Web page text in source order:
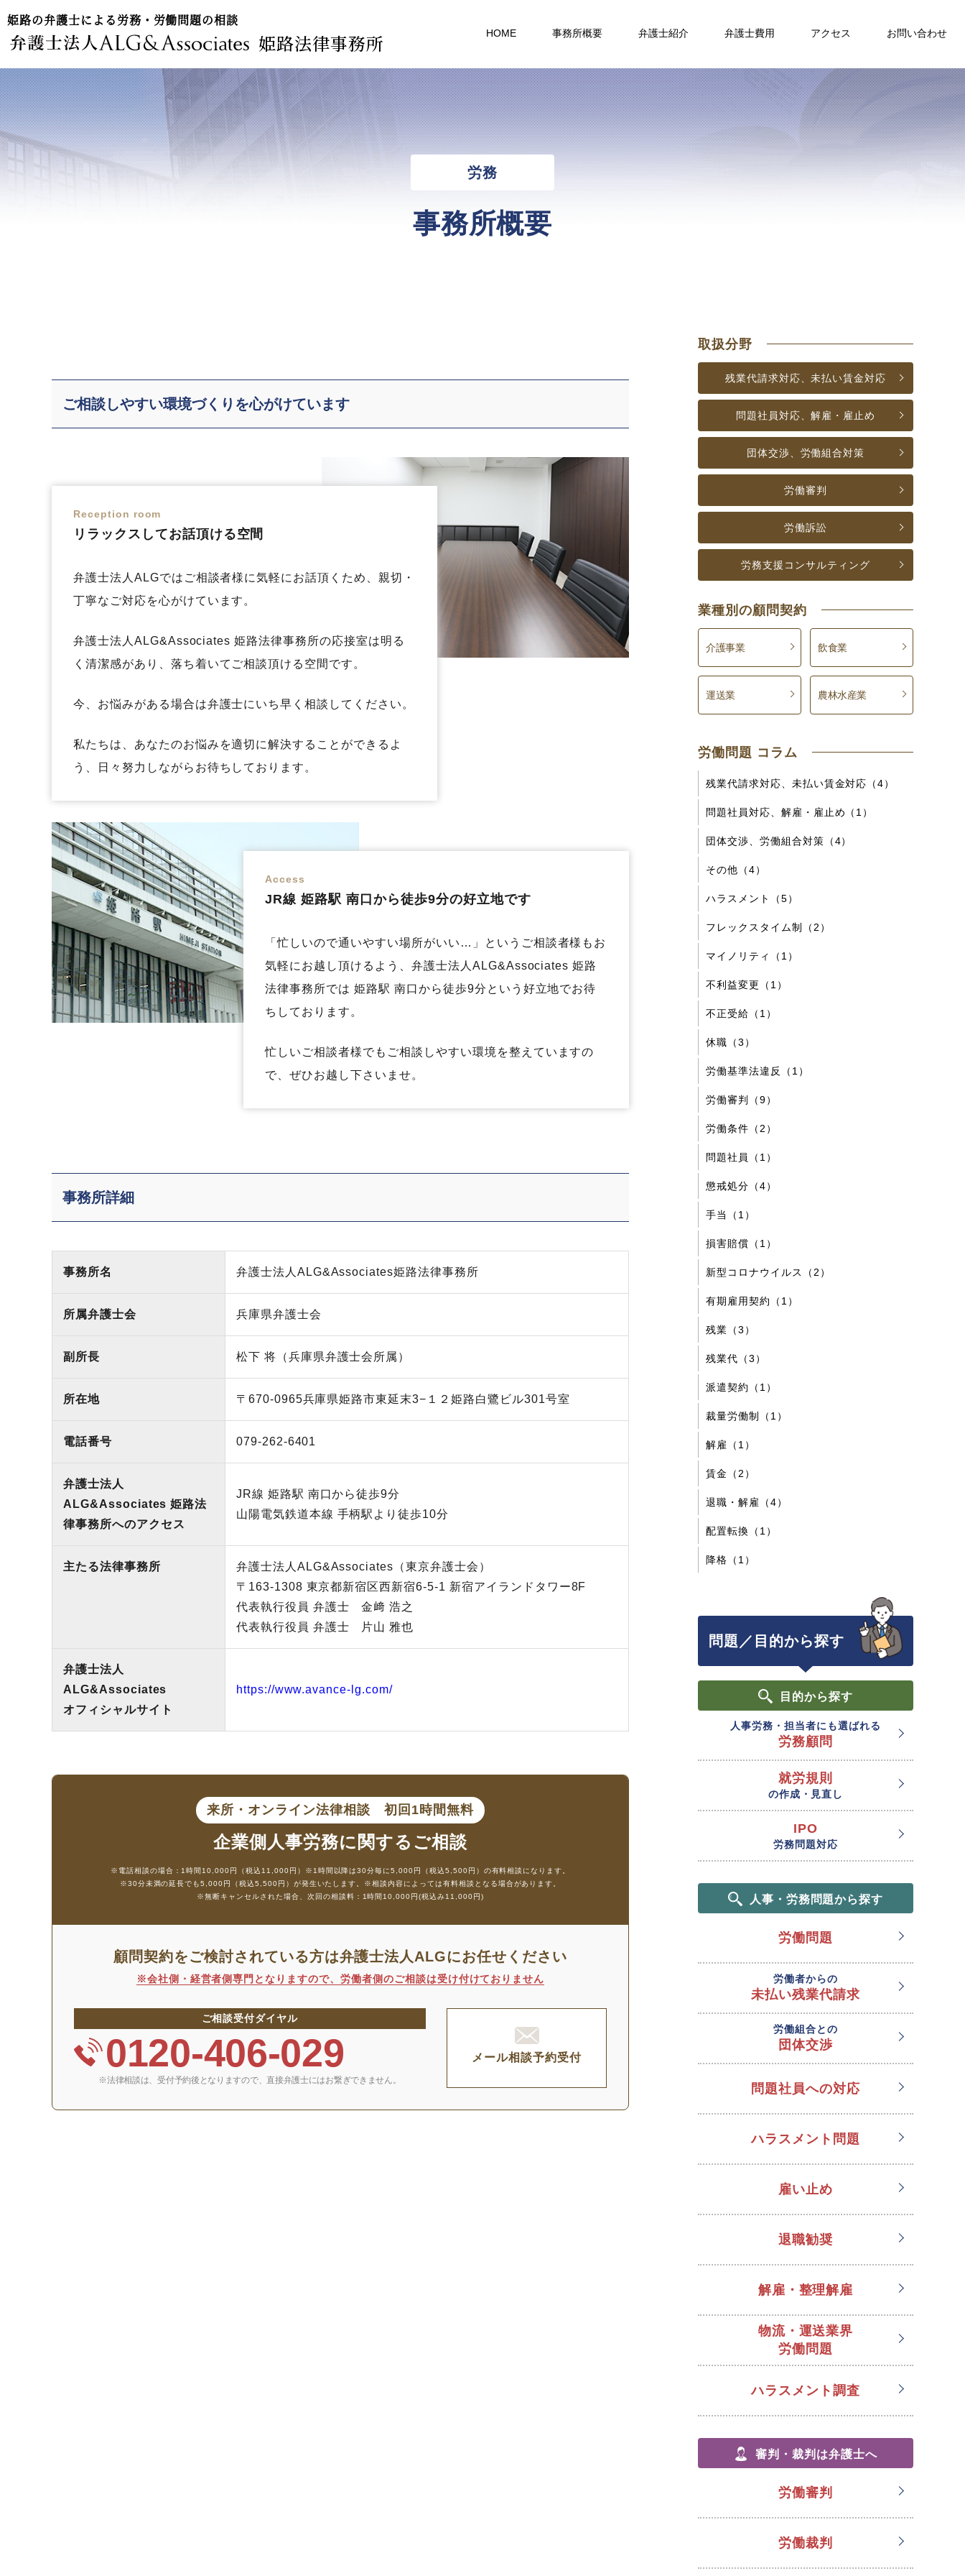
姫路の弁護士による労務・労働問題の相談
姫路法律事務所 HOME 事務所概要 弁護士紹介 弁護士費用 アクセス お問い合わせ
労務
事務所概要
ご相談しやすい環境づくりを心がけています
Reception room
リラックスしてお話頂ける空間
弁護士法人ALGではご相談者様に気軽にお話頂くため、親切・
丁寧なご対応を心がけています。
弁護士法人ALG&Associates 姫路法律事務所の応接室は明る
く清潔感があり、落ち着いてご相談頂ける空間です。
今、お悩みがある場合は弁護士にいち早く相談してください。
私たちは、あなたのお悩みを適切に解決することができるよ
う、日々努力しながらお待ちしております。
Access
JR線 姫路駅 南口から徒歩9分の好立地です
「忙しいので通いやすい場所がいい…」というご相談者様もお
気軽にお越し頂けるよう、弁護士法人ALG&Associates 姫路
法律事務所では 姫路駅 南口から徒歩9分という好立地でお待
ちしております。
忙しいご相談者様でもご相談しやすい環境を整えていますの
で、ぜひお越し下さいませ。
事務所詳細
事務所名 弁護士法人ALG&Associates姫路法律事務所
所属弁護士会 兵庫県弁護士会
副所長 松下 将（兵庫県弁護士会所属）
所在地 〒670-0965兵庫県姫路市東延末3−１２姫路白鷺ビル301号室
電話番号 079-262-6401
弁護士法人
ALG&Associates姫路法
律事務所へのアクセス
JR線 姫路駅 南口から徒歩9分
山陽電気鉄道本線 手柄駅より徒歩10分
主たる法律事務所 弁護士法人ALG&Associates （東京弁護士会）
〒163-1308 東京都新宿区西新宿6-5-1 新宿アイランドタワー8F
代表執行役員 弁護士 金﨑 浩之
代表執行役員 弁護士 片山 雅也
弁護士法人
ALG&Associates
オフィシャルサイト
https://www.avance-lg.com/
来所・オンライン法律相談 初回1時間無料
企業側人事労務に 関するご相談
※電話相談の場合：1時間10,000円（税込11,000円）
※1時間以降は30分毎に5,000円（税込5,500円）の有料相談になります。
※30分未満の延長でも5,000円（税込5,500円）が発生いたします。 ※相談内容によっては有料相談となる場合があります。
※無断キャンセルされた場合、次回の相談料：1時間10,000円(税込み11,000円)
顧問契約をご検討されている方は弁護士法人ALGにお任せください
※会社側・経営者側専門となりますので、 労働者側のご相談は受け付けておりません
ご相談受付ダイヤル
0120-406-029
※法律相談は、受付予約後となりますので、直接弁護士にはお繋ぎできません。
メール相談予約受付
取扱分野
残業代請求対応、未払い賃金対応
問題社員対応、解雇・雇止め
団体交渉、労働組合対策
労働審判
労働訴訟
労務支援 コンサルティング
業種別の顧問契約
介護事業 飲食業
運送業 農林水産業
労働問題 コラム
残業代請求対応、未払い賃金対応（4）
問題社員対応、解雇・雇止め（1）
団体交渉、労働組合対策（4）
その他（4）
ハラスメント（5）
フレックスタイム制（2）
マイノリティ（1）
不利益変更（1）
不正受給（1）
休職（3）
労働基準法違反（1）
労働審判（9）
労働条件（2）
問題社員（1）
懲戒処分（4）
手当（1）
損害賠償（1）
新型コロナウイルス（2）
有期雇用契約（1）
残業（3）
残業代（3）
派遣契約（1）
裁量労働制（1）
解雇（1）
賃金（2）
退職・解雇（4）
配置転換（1）
降格（1）
問題／目的から探す
目的から探す
人事労務・担当者にも選ばれる
労務顧問
就労規則
の作成・見直し
IPO
労務問題対応
人事・労務問題から探す
労働問題
労働者からの
未払い残業代請求
労働組合との
団体交渉
問題社員への対応
ハラスメント問題
雇い止め
退職勧奨
解雇・整理解雇
物流・運送業界
労働問題
ハラスメント調査
審判・裁判は弁護士へ
労働審判
労働裁判